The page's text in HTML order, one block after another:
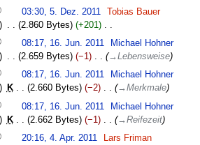
03:30, 5. Dez. 2011
Tobias Bauer
2.860 Bytes +201 ‎
08:17, 16. Jun. 2011
Michael Hohner
2.659 Bytes −1 ‎ →Lebensweise
08:17, 16. Jun. 2011
Michael Hohner
K 2.660 Bytes −2 ‎ →Merkmale
08:17, 16. Jun. 2011
Michael Hohner
K 2.662 Bytes −1 ‎ →Reifezeit
20:16, 4. Apr. 2011
Lars Friman